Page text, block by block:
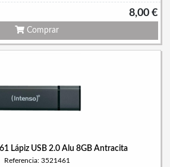
8,00 €
Comprar
Lápiz USB 2.0 Alu 8GB Antracita
Referencia: 3521461